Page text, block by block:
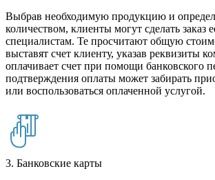
Выбрав необходимую продукцию и
количеством, клиенты могут сделать заказ
специалистам. Те просчитают общую
выставят счет клиенту, указав реквизиты
оплачивает счет при помощи банковского
подтверждения оплаты может забирать
или воспользоваться оплаченной услугой.
3. Банковские карты